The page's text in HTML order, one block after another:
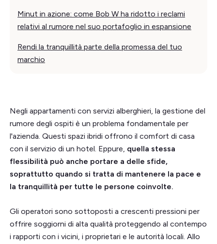
Minut in azione: come Bob W ha ridotto i reclami
relativi al rumore nel suo portafoglio in espansione
Rendi la tranquillità parte della promessa del tuo
marchio
Negli appartamenti con servizi alberghieri, la gestione del
rumore degli ospiti è un problema fondamentale per
l'azienda. Questi spazi ibridi offrono il comfort di casa
con il servizio di un hotel. Eppure, quella stessa
flessibilità può anche portare a delle sfide,
soprattutto quando si tratta di mantenere la pace e
la tranquillità per tutte le persone coinvolte.
Gli operatori sono sottoposti a crescenti pressioni per
offrire soggiorni di alta qualità proteggendo al contempo
i rapporti con i vicini, i proprietari e le autorità locali. Allo